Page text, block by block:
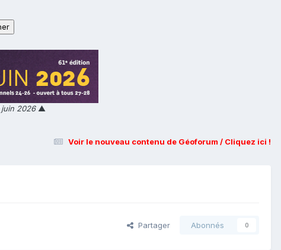
2026▲
Voir le nouveau contenu de Géoforum / Cliquez ici !
Partager Abonnés 0